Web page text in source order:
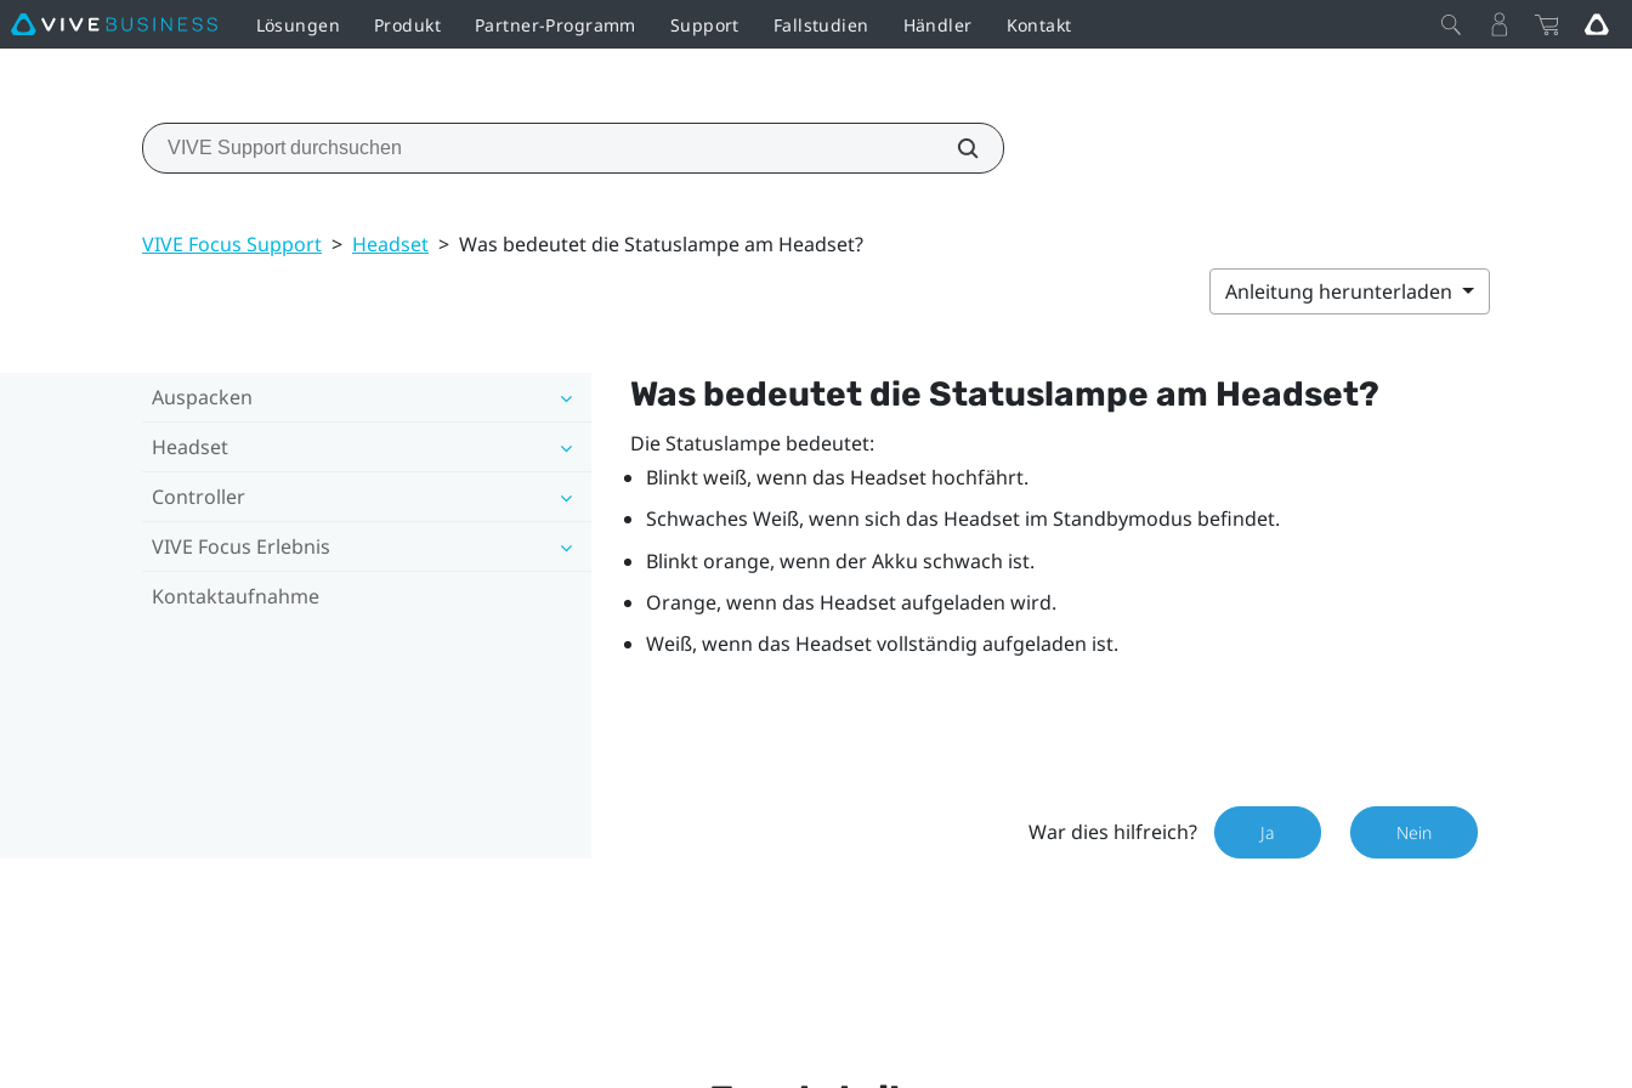
Lösungen Produkt Partner-Programm Support Fallstudien Händler Kontakt
VIVE Focus Support > Headset > Was bedeutet die Statuslampe am Headset?
Anleitung herunterladen
Auspacken
Headset
Controller
VIVE Focus Erlebnis
Kontaktaufnahme
Was bedeutet die Statuslampe am Headset?
Die Statuslampe bedeutet:
Blinkt weiß, wenn das Headset hochfährt.
Schwaches Weiß, wenn sich das Headset im Standbymodus befindet.
Blinkt orange, wenn der Akku schwach ist.
Orange, wenn das Headset aufgeladen wird.
Weiß, wenn das Headset vollständig aufgeladen ist.
War dies hilfreich? Ja Nein